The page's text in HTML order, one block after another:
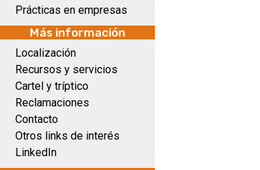
Prácticas en empresas
Más información
Localización
Recursos y servicios
Cartel y tríptico
Reclamaciones
Contacto
Otros links de interés
LinkedIn